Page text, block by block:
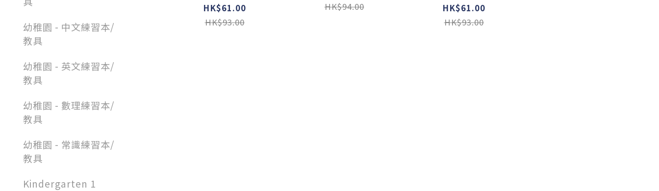
幼稚園 - 中文練習本/
教具
幼稚園 - 英文練習本/
教具
幼稚園 - 數理練習本/
教具
幼稚園 - 常識練習本/
教具
Kindergarten 1
星人造訪地球實錄
揭祕
HK$61.00
HK$93.00
HK$94.00
因X外星生命真實存
在的理由X不可思議
HK$61.00
HK$93.00